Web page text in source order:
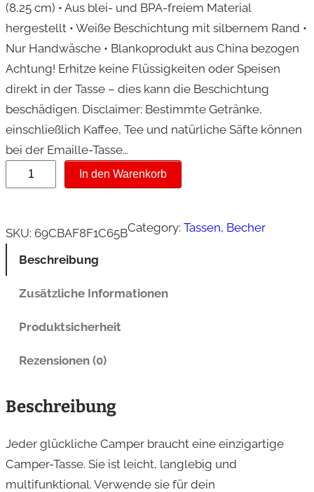
(8,25 cm) • Aus blei- und BPA-freiem Material
hergestellt • Weiße Beschichtung mit silbernem Rand •
Nur Handwäsche • Blankoprodukt aus China bezogen
Achtung! Erhitze keine Flüssigkeiten oder Speisen
direkt in der Tasse – dies kann die Beschichtung
beschädigen. Disclaimer: Bestimmte Getränke,
einschließlich Kaffee, Tee und natürliche Säfte können
bei der Emaille-Tasse…
m
i
M
In den Warenkorb
SKU: 69CBAF8F1C65BCategory: Tassen, Becher
Beschreibung
Zusätzliche Informationen
Produktsicherheit
Rezensionen (0)
Beschreibung
Jeder glückliche Camper braucht eine einzigartige
Camper-Tasse. Sie ist leicht, langlebig und
multifunktional. Verwende sie für dein